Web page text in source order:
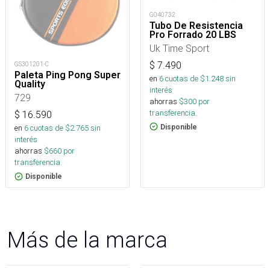
GS301201-C
Paleta Ping Pong Super
Quality
729
$ 16.590
en 6cuotas de $2.765sin
interés
ahorras $660 por
transferencia.
Disponible
G040732
Tubo De Resistencia
Pro Forrado 20 LBS
Uk Time Sport
$ 7.490
en 6cuotas de $1.248sin
interés
ahorras $300 por
transferencia.
Disponible
Más de la marca